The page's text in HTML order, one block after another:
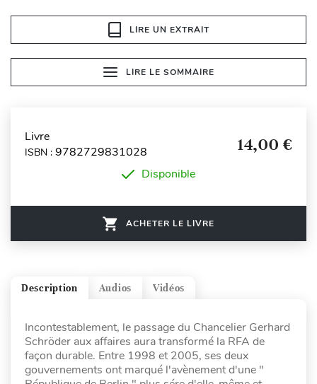
LIRE UN EXTRAIT
LIRE LE SOMMAIRE
Livre
ISBN : 9782729831028 14,00 €
Disponible
ACHETER LE LIVRE
Vidéos
Audios
Description
Incontestablement, le passage du Chancelier Gerhard
Schröder aux affaires aura transformé la RFA de
façon durable. Entre 1998 et 2005, ses deux
gouvernements ont marqué l'avènement d'une "